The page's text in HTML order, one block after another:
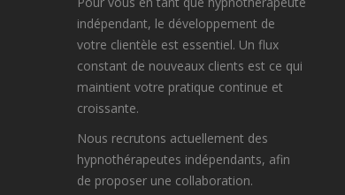
indépendant, le développement de
votre clientèle est essentiel. Un flux
constant de nouveaux clients est ce qui
maintient votre pratique continue et
croissante.
Nous recrutons actuellement des
hypnothérapeutes indépendants, afin
de proposer une collaboration.